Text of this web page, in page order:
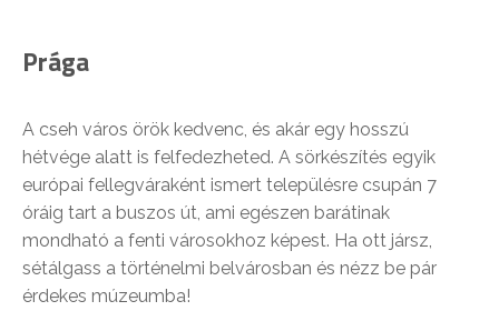
Prága
A cseh város örök kedvenc, és akár egy hosszú
hétvége alatt is felfedezheted. A sörkészítés egyik
európai fellegváraként ismert településre csupán 7
óráig tart a buszos út, ami egészen barátinak
mondható a fenti városokhoz képest. Ha ott jársz,
sétálgass a történelmi belvárosban és nézz be pár
érdekes múzeumba!